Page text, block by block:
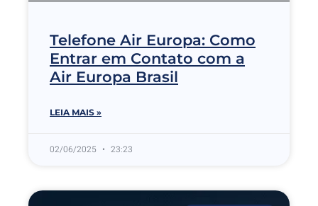
Telefone Air Europa: Como
Entrar em Contato com a
Air Europa Brasil
LEIA MAIS »
02/06/2025 23:23